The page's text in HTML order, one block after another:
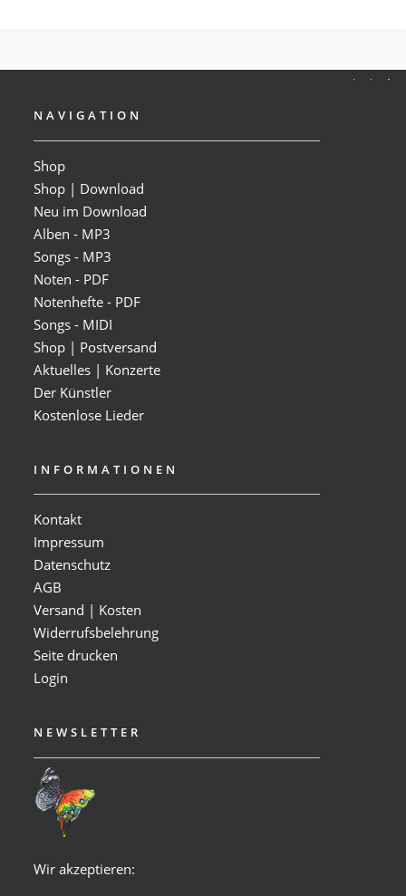
NAVIGATION
Shop
Shop | Download
Neu im Download
Alben - MP3
Songs - MP3
Noten - PDF
Notenhefte - PDF
Songs - MIDI
Shop | Postversand
Aktuelles | Konzerte
Der Künstler
Kostenlose Lieder
INFORMATIONEN
Kontakt
Impressum
Datenschutz
AGB
Versand | Kosten
Widerrufsbelehrung
Seite drucken
Login
NEWSLETTER
Wir akzeptieren: